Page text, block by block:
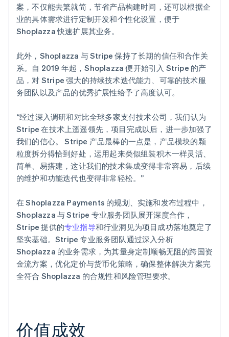
案，不仅能去繁就简，节省产品构建时间，还可以根据企
业的具体需求进行定制开发和个性化设置，便于
Shoplazza 快速扩展其业务。
此外，Shoplazza 与 Stripe 保持了长期的信任和合作关
系。自 2019 年起，Shoplazza 便开始引入 Stripe 的产
品，对 Stripe 强大的持续技术迭代能力、可靠的技术服
务团队以及产品的优秀扩展性给予了高度认可。
“经过深入调研和对比全球多家支付技术公司，我们认为
Stripe 在技术上遥遥领先，项目完成以后，进一步加强了
我们的信心。 Stripe 产品最棒的一点是，产品模块的颗
粒度拆分得恰到好处，运用起来类似组装积木一样灵活、
简单、易搭建，这让我们的技术集成变得非常容易，后续
的维护和功能迭代也变得非常轻松。”
在 Shoplazza Payments 的规划、实施和发布过程中，
Shoplazza 与 Stripe 专业服务团队展开深度合作，
Stripe 提供的专业指导和行业洞见为项目成功落地奠定了
坚实基础。Stripe 专业服务团队通过深入分析
Shoplazza 的业务需求，为其量身定制顺畅无阻的跨国资
金流方案，优化定价与货币化策略，确保整体解决方案完
全符合 Shoplazza 的合规性和风险管理要求。
价值成效